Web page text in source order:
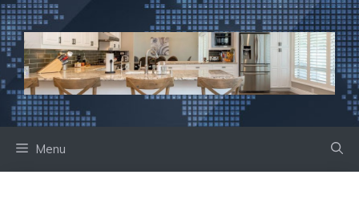
Ga
naar
de
inhoud
Menu